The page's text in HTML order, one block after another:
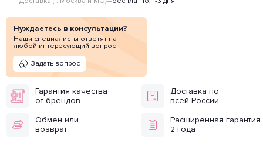
Нуждаетесь в консультации?
Наши специалисты ответят на
любой интересующий вопрос
Задать вопрос
Гарантия качества
от брендов
Доставка по
всей России
Обмен или
возврат
Расширенная гарантия
2 года